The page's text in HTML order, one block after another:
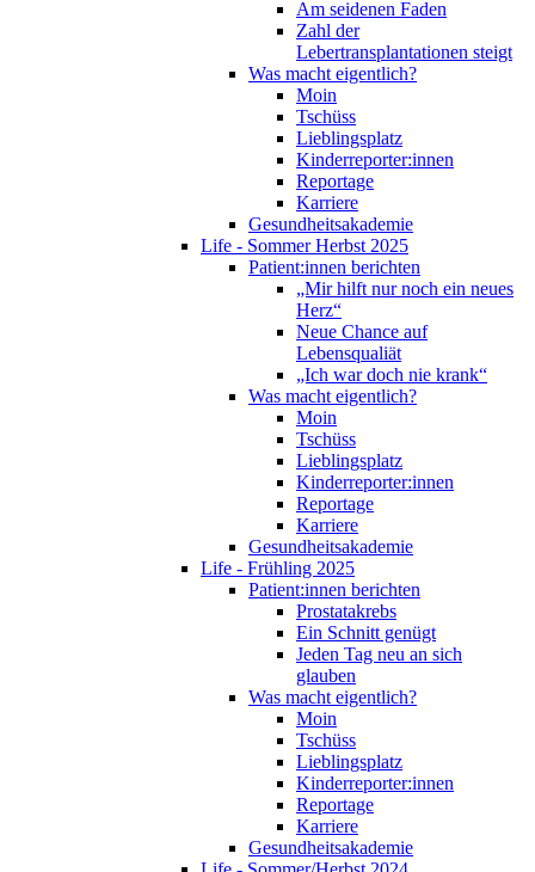
Am seidenen Faden
Zahl der
Lebertransplantationen steigt
Was macht eigentlich?
Moin
Tschüss
Lieblingsplatz
Kinderreporter:innen
Reportage
Karriere
Gesundheitsakademie
Life - Sommer Herbst 2025
Patient:innen berichten
„Mir hilft nur noch ein neues
Herz“
Neue Chance auf
Lebensqualiät
„Ich war doch nie krank“
Was macht eigentlich?
Moin
Tschüss
Lieblingsplatz
Kinderreporter:innen
Reportage
Karriere
Gesundheitsakademie
Life - Frühling 2025
Patient:innen berichten
Prostatakrebs
Ein Schnitt genügt
Jeden Tag neu an sich
glauben
Was macht eigentlich?
Moin
Tschüss
Lieblingsplatz
Kinderreporter:innen
Reportage
Karriere
Gesundheitsakademie